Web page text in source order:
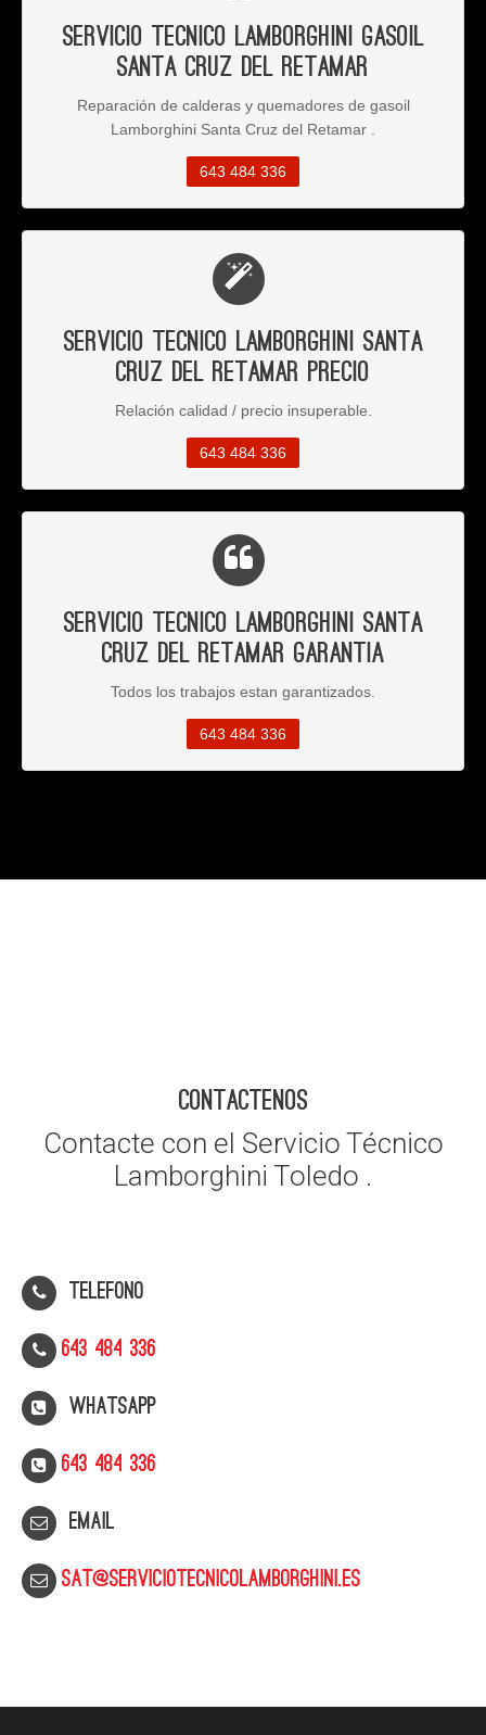
Servicio Tecnico Lamborghini Gasoil
Santa Cruz del Retamar
Reparación de calderas y quemadores de gasoil
Lamborghini Santa Cruz del Retamar .
643 484 336
Servicio Tecnico Lamborghini Santa
Cruz del Retamar Precio
Relación calidad / precio insuperable.
643 484 336
Servicio Tecnico Lamborghini Santa
Cruz del Retamar Garantia
Todos los trabajos estan garantizados.
643 484 336
CONTACTENOS
Contacte con el Servicio Técnico
Lamborghini Toledo .
Telefono
643 484 336
WhatsApp
643 484 336
Email
sat@serviciotecnicolamborghini.es